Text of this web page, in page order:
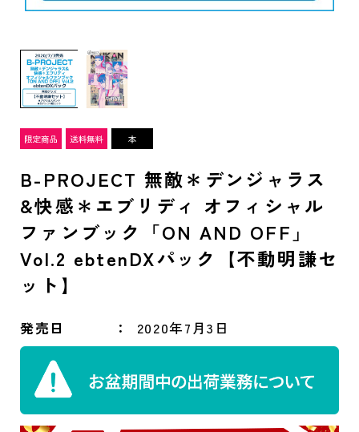
B-PROJECT 無敵＊デンジャラス
&快感＊エブリディ オフィシャル
ファンブック「ON AND OFF」
Vol.2 ebtenDXパック【不動明謙セ
ット】
発売日 2020年7月3日